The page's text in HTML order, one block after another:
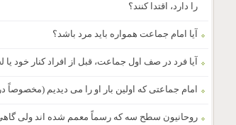
را دارد، اقتدا کنند؟
آیا امام جماعت همواره باید مرد باشد؟
آیا فرد در صف اول جماعت، قبل از افراد کنار خود
امام جماعتی که اولین بار او را می دیدیم (مخصوصاً
روحانیون سطح سه که رسماً معمم شده اند ولی گاهی